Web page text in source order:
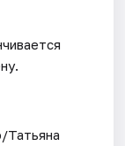
Татьяна